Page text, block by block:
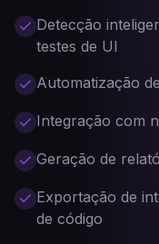
Detecção
testes de UI
Automatização
Integração com
Geração de
Exportação de
de código